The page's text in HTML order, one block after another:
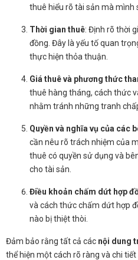
thuê hiểu rõ tài sản mà mình
Thời gian thuê: Định rõ thời
đồng. Đây là yếu tố quan
thực hiện thỏa thuận.
Giá thuê và phương thức
thuê hàng tháng, cách thức
nhằm tránh những tranh
Quyền và nghĩa vụ của các
cần nêu rõ trách nhiệm của
thuê có quyền sử dụng và
cho tài sản.
Điều khoản chấm dứt hợp
và cách thức chấm dứt hợp
nào bị thiệt thòi.
Đảm bảo rằng tất cả các nội dung
thể hiện một cách rõ ràng và chi